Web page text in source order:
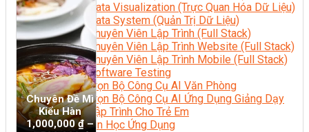
Data Visualization (Trực Quan Hóa Dữ Liệu)
Data System (Quản Trị Dữ Liệu)
Chuyên Viên Lập Trình (Full Stack)
Chuyên Viên Lập Trình Website (Full Stack)
Chuyên Viên Lập Trình Mobile (Full Stack)
Software Testing
Trọn Bộ Công Cụ AI Văn Phòng
Trọn Bộ Công Cụ AI Ứng Dụng Giảng Dạy
Lập Trình Cho Trẻ Em
Tin Học Ứng Dụng
Chuyên Đề Mì
Kiểu Hàn
1,000,000₫–